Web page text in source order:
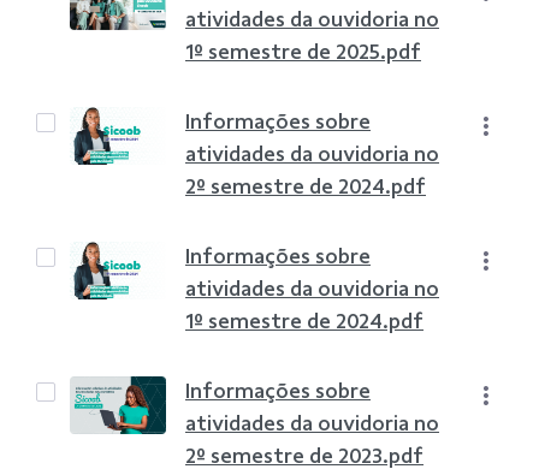
atividades da ouvidoria no
1º semestre de 2025.pdf
Informações sobre
atividades da ouvidoria no
2º semestre de 2024.pdf
Informações sobre
atividades da ouvidoria no
1º semestre de 2024.pdf
Informações sobre
atividades da ouvidoria no
2º semestre de 2023.pdf